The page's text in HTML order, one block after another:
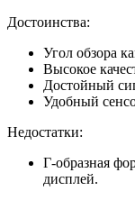
Достоинства:
Угол обзора
Высокое
Достойный
Удобный
Недостатки:
Г-образная
дисплей.